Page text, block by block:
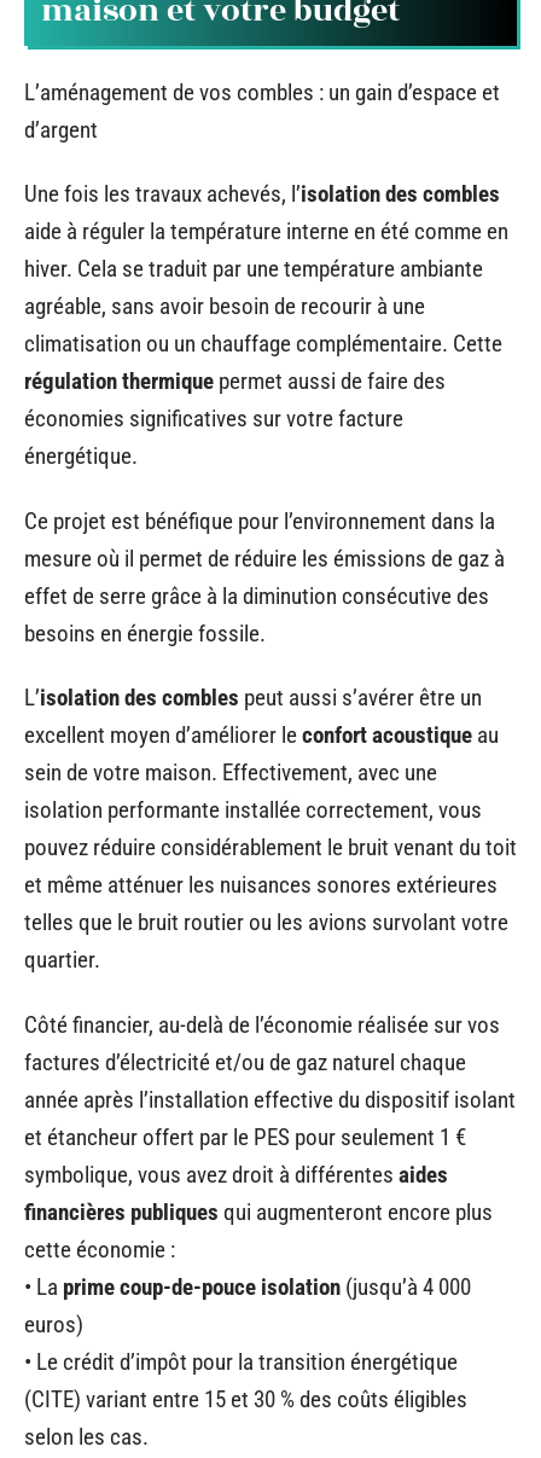
maison et votre budget
L’aménagement de vos combles : un gain d’espace et
d’argent
Une fois les travaux achevés, l’isolation des combles
aide à réguler la température interne en été comme en
hiver. Cela se traduit par une température ambiante
agréable, sans avoir besoin de recourir à une
climatisation ou un chauffage complémentaire. Cette
régulation thermique permet aussi de faire des
économies significatives sur votre facture
énergétique.
Ce projet est bénéfique pour l’environnement dans la
mesure où il permet de réduire les émissions de gaz à
effet de serre grâce à la diminution consécutive des
besoins en énergie fossile.
L’isolation des combles peut aussi s’avérer être un
excellent moyen d’améliorer leconfort acoustique au
sein de votre maison. Effectivement, avec une
isolation performante installée correctement, vous
pouvez réduire considérablement le bruit venant du toit
et même atténuer les nuisances sonores extérieures
telles que le bruit routier ou les avions survolant votre
quartier.
Côté financier, au-delà de l’économie réalisée sur vos
factures d’électricité et/ou de gaz naturel chaque
année après l’installation effective du dispositif isolant
et étancheur offert par le PES pour seulement 1 €
symbolique, vous avez droit à différentes aides
financières publiques qui augmenteront encore plus
cette économie :
• La prime coup-de-pouce isolation (jusqu’à 4 000
euros)
• Le crédit d’impôt pour la transition énergétique
(CITE) variant entre 15 et 30 % des coûts éligibles
selon les cas.